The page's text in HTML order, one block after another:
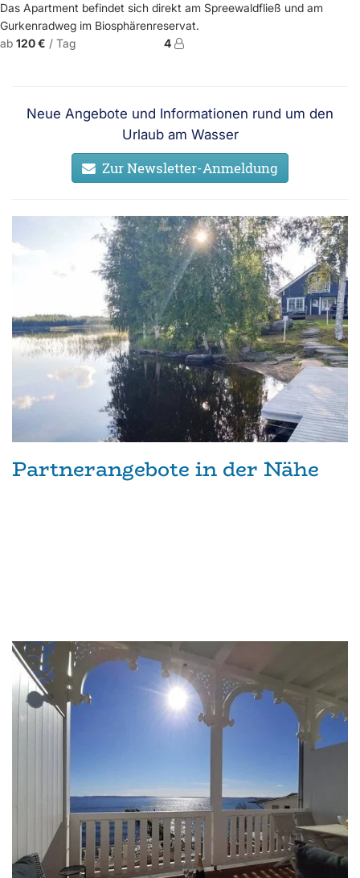
Das Apartment befindet sich direkt am Spreewaldfließ und am
Gurkenradweg im Biosphärenreservat.
ab 120 € / Tag 4
Neue Angebote und Informationen rund um den
Urlaub am Wasser
Zur Newsletter-Anmeldung
Partnerangebote in der Nähe